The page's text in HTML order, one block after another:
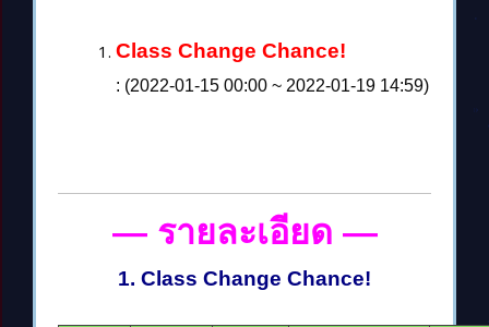
Class Change Chance!
: (2022-01-15 00:00 ~ 2022-01-19 14:59)
— รายละเอียด —
1. Class Change Chance!